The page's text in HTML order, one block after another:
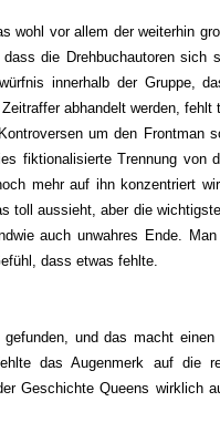
wohl vor allem der weiterhin
die Drehbuchautoren sich
innerhalb der Gruppe,
abhandelt werden, fehlt
umden Frontman
fiktionalisierte Trennung von
mehr auf ihnkonzentriert
toll aussieht, aber die
auch unwahres Ende.
dass etwas fehlte.
und das macht einen
das Augenmerk auf die
Geschichte Queens wirklich